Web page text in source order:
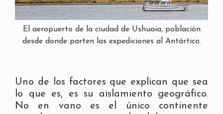
El aeropuerto de la ciudad de Ushuaia, población
desde donde parten las expediciones al Antártico.
Uno de los factores que explican que sea
lo que es, es su aislamiento geográfico.
No en vano es el único continente